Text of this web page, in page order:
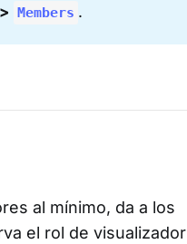
> Members .
al mínimo, da a los
el rol de visualizador